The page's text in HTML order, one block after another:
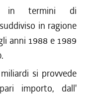
in termini di
in ragione
anni 1988 e 1989
si provvede
importo, dall'